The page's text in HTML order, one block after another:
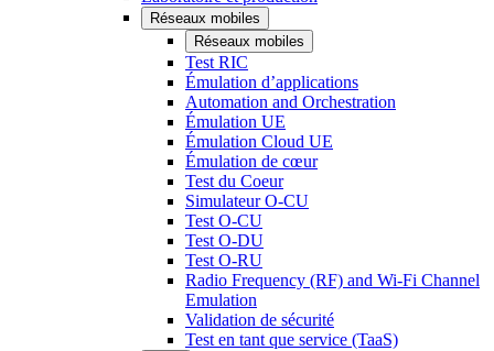
Réseaux mobiles
Réseaux mobiles
Test RIC
Émulation d’applications
Automation and Orchestration
Émulation UE
Émulation Cloud UE
Émulation de cœur
Test du Coeur
Simulateur O-CU
Test O-CU
Test O-DU
Test O-RU
Radio Frequency (RF) and Wi-Fi Channel
Emulation
Validation de sécurité
Test en tant que service (TaaS)